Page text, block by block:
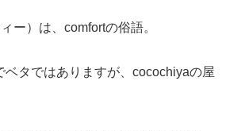
ー）は、comfortの俗語。
ベタではありますが、cocochiyaの屋